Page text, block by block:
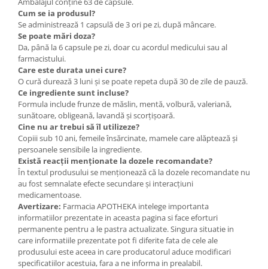
Cum se ia produsul?
Se administrează 1 capsulă de 3 ori pe zi, după mâncare.
Se poate mări doza?
Da, până la 6 capsule pe zi, doar cu acordul medicului sau al
farmacistului.
Care este durata unei cure?
O cură durează 3 luni și se poate repeta după 30 de zile de pauză.
Ce ingrediente sunt incluse?
Formula include frunze de măslin, mentă, volbură, valeriană,
sunătoare, obligeană, lavandă și scorțișoară.
Cine nu ar trebui să îl utilizeze?
Copiii sub 10 ani, femeile însărcinate, mamele care alăptează și
persoanele sensibile la ingrediente.
Există reacții menționate la dozele recomandate?
În textul produsului se menționează că la dozele recomandate nu
au fost semnalate efecte secundare și interacțiuni
medicamentoase.
Avertizare: Farmacia APOTHEKA intelege importanta
informatiilor prezentate in aceasta pagina si face eforturi
permanente pentru a le pastra actualizate. Singura situatie in
care informatiile prezentate pot fi diferite fata de cele ale
produsului este aceea in care producatorul aduce modificari
specificatiilor acestuia, fara a ne informa in prealabil.